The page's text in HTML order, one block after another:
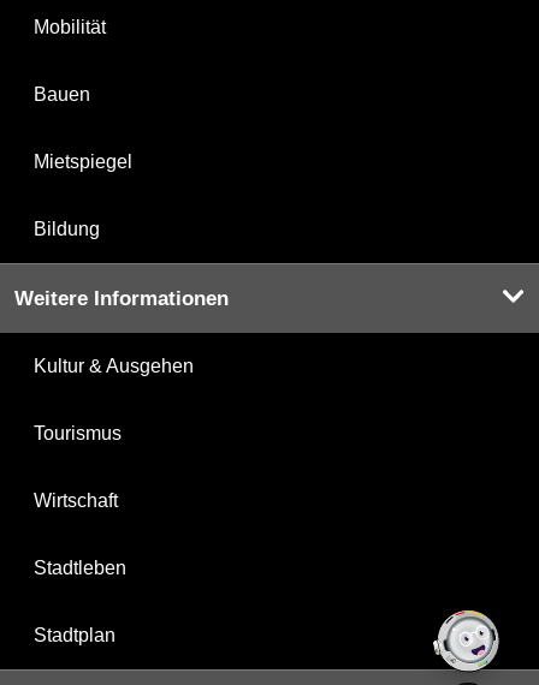
Mobilität
Bauen
Mietspiegel
Bildung
Weitere Informationen
Kultur & Ausgehen
Tourismus
Wirtschaft
Stadtleben
Stadtplan